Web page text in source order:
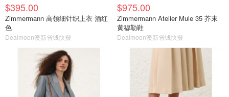
$395.00
Zimmermann 高领细针织上衣 酒红
色
Dealmoon澳新省钱快报
$975.00
Zimmermann Atelier Mule 35 芥末
黄穆勒鞋
Dealmoon澳新省钱快报